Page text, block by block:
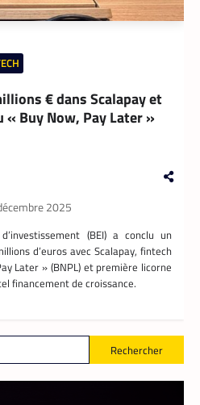
€ dans Scalapay et
« Buy Now, Pay Later »
2025
(BEI) a conclu un
d’euros avec Scalapay, fintech
Later » (BNPL) et première licorne
financement de croissance.
Rechercher
AFRIQUE
: un partenariat qui
travail ivoirien
10 mai 2026
de la livraison et
logistique moderne